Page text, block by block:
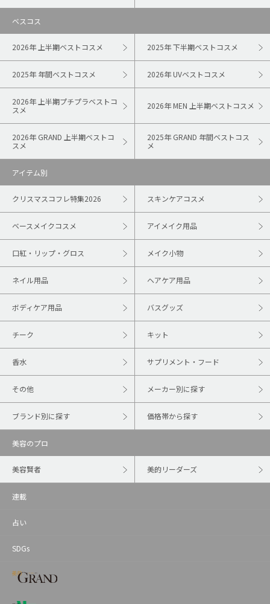
ベスコス
2026年 上半期ベストコスメ 2025年 下半期ベストコスメ
2025年 年間ベストコスメ 2026年 UVベストコスメ
2026年 上半期プチプラベストコ
スメ
2026年 MEN 上半期ベストコスメ
2026年 GRAND 上半期ベストコ
スメ
2025年 GRAND 年間ベストコス
メ
アイテム別
クリスマスコフレ特集2026 スキンケアコスメ
ベースメイクコスメ アイメイク用品
口紅・リップ・グロス メイク小物
ネイル用品 ヘアケア用品
ボディケア用品 バスグッズ
チーク キット
香水 サプリメント・フード
その他 メーカー別に探す
ブランド別に探す 価格帯から探す
美容のプロ
美容賢者 美的リーダーズ
連載
占い
SDGs